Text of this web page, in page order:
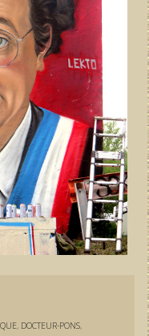
, DOCTEUR-PONS,